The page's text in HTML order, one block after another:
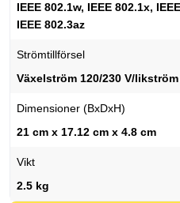
IEEE 802.1w, IEEE 802.1x,
IEEE 802.3az
Strömtillförsel
Växelström 120/230 V/likström
Dimensioner (BxDxH)
21 cm x 17.12 cm x 4.8 cm
Vikt
2.5 kg